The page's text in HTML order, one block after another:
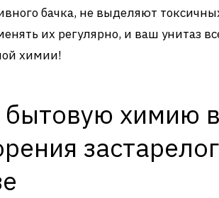
бачка, не выделяют
их регулярно, и ваш унитаз
химии!
химию